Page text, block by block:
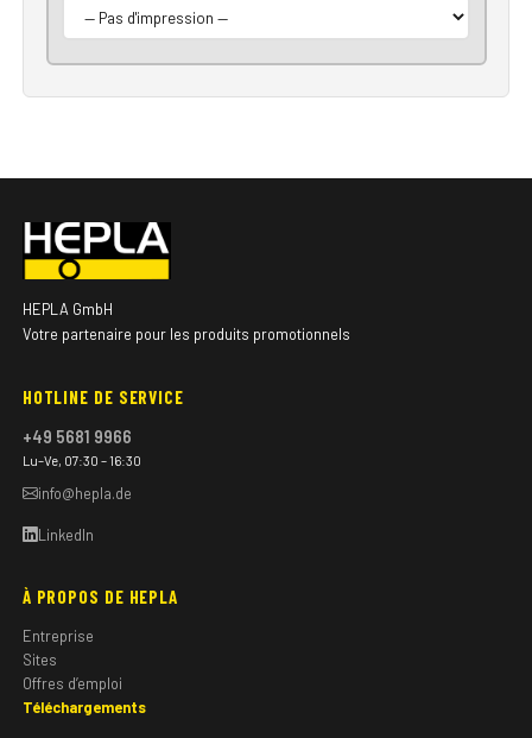
HEPLA GmbH
Votre partenaire pour les produits promotionnels
HOTLINE DE SERVICE
+49 5681 9966
Lu–Ve, 07:30 – 16:30
info@hepla.de
LinkedIn
À PROPOS DE HEPLA
Entreprise
Sites
Offres d’emploi
Téléchargements